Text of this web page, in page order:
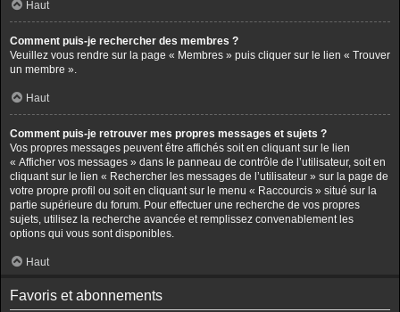
Haut
Comment puis-je rechercher des membres ?
Veuillez vous rendre sur la page « Membres » puis cliquer sur le lien « Trouver
un membre ».
Haut
Comment puis-je retrouver mes propres messages et sujets ?
Vos propres messages peuvent être affichés soit en cliquant sur le lien
« Afficher vos messages » dans le panneau de contrôle de l’utilisateur, soit en
cliquant sur le lien « Rechercher les messages de l’utilisateur » sur la page de
votre propre profil ou soit en cliquant sur le menu « Raccourcis » situé sur la
partie supérieure du forum. Pour effectuer une recherche de vos propres
sujets, utilisez la recherche avancée et remplissez convenablement les
options qui vous sont disponibles.
Haut
Favoris et abonnements